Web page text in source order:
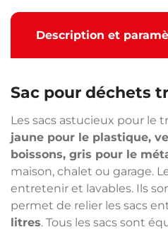
Description et
Sac pour déchets
Les sacs astucieux pour le
jaune pour le plastique,
boissons, gris pour le
maison, chalet ou garage.
entretenir et lavables. Ils
permet de relier les sacs
litres. Tous les sacs sont